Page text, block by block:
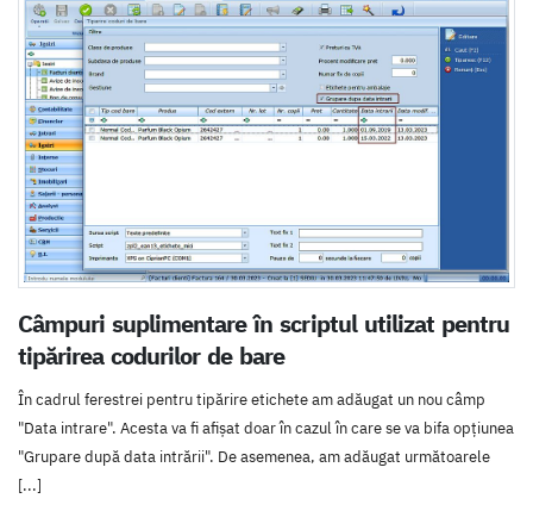
Câmpuri suplimentare în scriptul utilizat pentru
tipărirea codurilor de bare
În cadrul ferestrei pentru tipărire etichete am adăugat un nou câmp
"Data intrare". Acesta va fi afișat doar în cazul în care se va bifa opțiunea
"Grupare după data intrării". De asemenea, am adăugat următoarele
[...]